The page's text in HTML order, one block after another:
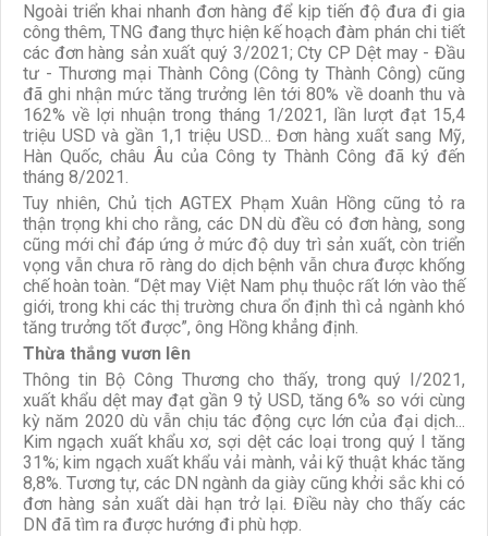
Ngoài triển khai nhanh đơn hàng để kịp tiến độ đưa đi gia
công thêm, TNG đang thực hiện kế hoạch đàm phán chi tiết
các đơn hàng sản xuất quý 3/2021; Cty CP Dệt may - Đầu
tư - Thương mại Thành Công (Công ty Thành Công) cũng
đã ghi nhận mức tăng trưởng lên tới 80% về doanh thu và
162% về lợi nhuận trong tháng 1/2021, lần lượt đạt 15,4
triệu USD và gần 1,1 triệu USD… Đơn hàng xuất sang Mỹ,
Hàn Quốc, châu Âu của Công ty Thành Công đã ký đến
tháng 8/2021.
Tuy nhiên, Chủ tịch AGTEX Phạm Xuân Hồng cũng tỏ ra
thận trọng khi cho rằng, các DN dù đều có đơn hàng, song
cũng mới chỉ đáp ứng ở mức độ duy trì sản xuất, còn triển
vọng vẫn chưa rõ ràng do dịch bệnh vẫn chưa được khống
chế hoàn toàn. “Dệt may Việt Nam phụ thuộc rất lớn vào thế
giới, trong khi các thị trường chưa ổn định thì cả ngành khó
tăng trưởng tốt được”, ông Hồng khẳng định.
Thừa thắng vươn lên
Thông tin Bộ Công Thương cho thấy, trong quý I/2021,
xuất khẩu dệt may đạt gần 9 tỷ USD, tăng 6% so với cùng
kỳ năm 2020 dù vẫn chịu tác động cực lớn của đại dịch...
Kim ngạch xuất khẩu xơ, sợi dệt các loại trong quý I tăng
31%; kim ngạch xuất khẩu vải mành, vải kỹ thuật khác tăng
8,8%. Tương tự, các DN ngành da giày cũng khởi sắc khi có
đơn hàng sản xuất dài hạn trở lại. Điều này cho thấy các
DN đã tìm ra được hướng đi phù hợp.